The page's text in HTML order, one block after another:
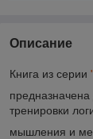
Описание
Книга из серии
тренировки
мышления и